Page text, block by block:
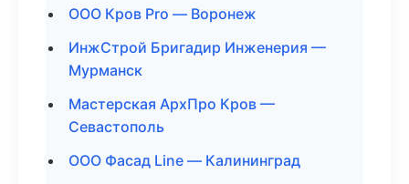
ООО Кров Pro — Воронеж
ИнжСтрой Бригадир Инженерия —
Мурманск
Мастерская АрхПро Кров —
Севастополь
ООО Фасад Line — Калининград